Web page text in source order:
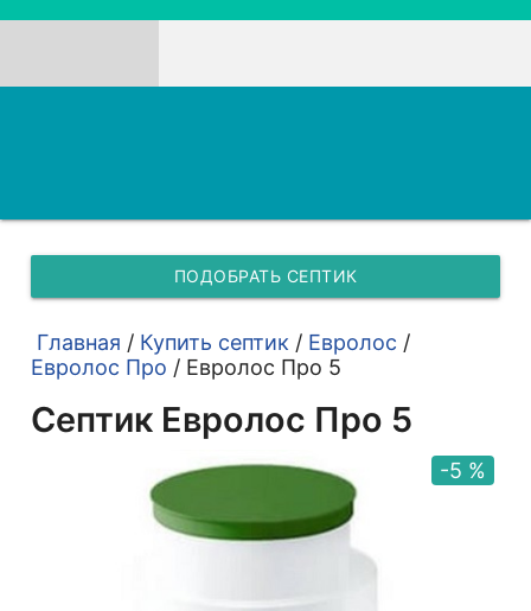
ПОДОБРАТЬ СЕПТИК
Главная / Купить септик / Евролос /
Евролос Про / Евролос Про 5
Септик Евролос Про 5
-5 %